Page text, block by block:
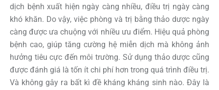
dịch bệnh xuất hiện ngày càng nhiều, điều trị ngày càng
khó khăn. Do vậy, việc phòng và trị bằng thảo dược ngày
càng được ưa chuộng với nhiều ưu điểm. Hiệu quả phòng
bệnh cao, giúp tăng cường hệ miễn dịch mà không ảnh
hưởng tiêu cực đến môi trường. Sử dụng thảo dược cũng
được đánh giá là tốn ít chi phí hơn trong quá trình điều trị.
Và không gây ra bất kì đề kháng kháng sinh nào. Đây là